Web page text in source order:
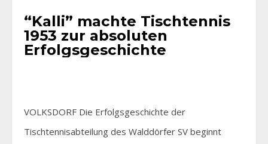
“Kalli” machte Tischtennis
1953 zur absoluten
Erfolgsgeschichte
VOLKSDORF Die Erfolgsgeschichte der
Tischtennisabteilung des Walddörfer SV beginnt